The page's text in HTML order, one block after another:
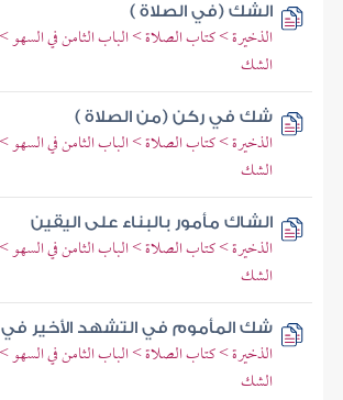
الشك (في الصلاة )
الذخيرة > كتاب الصلاة > الباب الثامن في
الشك
شك في ركن (من الصلاة )
الذخيرة > كتاب الصلاة > الباب الثامن في
الشك
الشاك مأمور بالبناء على اليقين
الذخيرة > كتاب الصلاة > الباب الثامن في
الشك
شك المأموم في التشهد الأخير في
الذخيرة > كتاب الصلاة > الباب الثامن في
الشك